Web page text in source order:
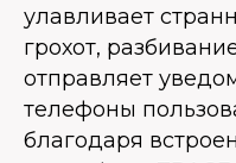
улавливает
грохот,
отправляет
телефоны
благодаря